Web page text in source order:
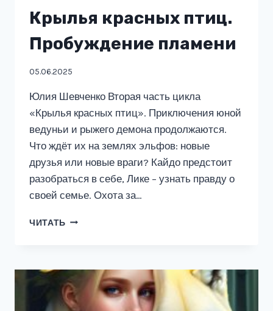
Крылья красных птиц.
Пробуждение пламени
05.06.2025
Юлия Шевченко Вторая часть цикла
«Крылья красных птиц». Приключения юной
ведуньи и рыжего демона продолжаются.
Что ждёт их на землях эльфов: новые
друзья или новые враги? Кайдо предстоит
разобраться в себе, Лике – узнать правду о
своей семье. Охота за…
ЧИТАТЬ КРЫЛЬЯ
ПЛАМЕНИ